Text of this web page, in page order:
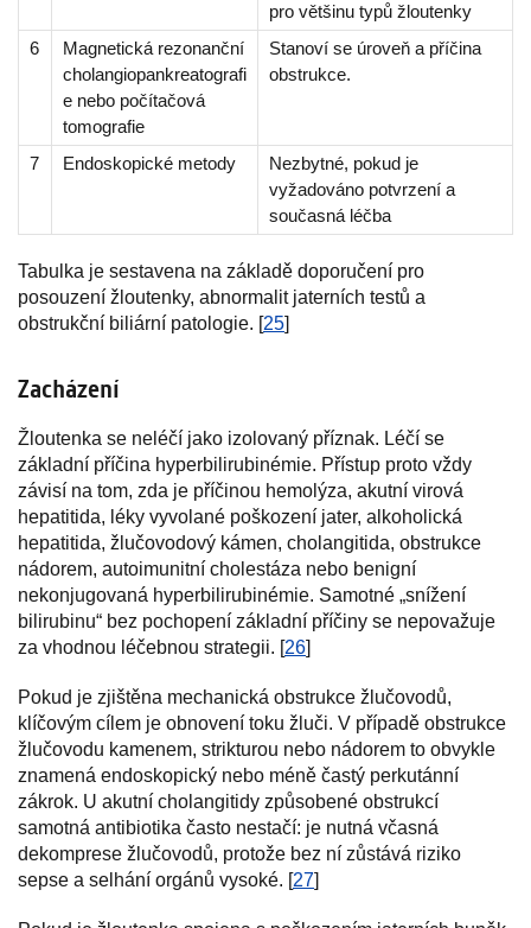
pro většinu typů žloutenky
6
Magnetická rezonanční
cholangiopankreatografi
e nebo počítačová
tomografie
Stanoví se úroveň a příčina
obstrukce.
7 Endoskopické metody
Nezbytné, pokud je
vyžadováno potvrzení a
současná léčba
Tabulka je sestavena na základě doporučení pro
posouzení žloutenky, abnormalit jaterních testů a
obstrukční biliární patologie. [25]
Zacházení
Žloutenka se neléčí jako izolovaný příznak. Léčí se
základní příčina hyperbilirubinémie. Přístup proto vždy
závisí na tom, zda je příčinou hemolýza, akutní virová
hepatitida, léky vyvolané poškození jater, alkoholická
hepatitida, žlučovodový kámen, cholangitida, obstrukce
nádorem, autoimunitní cholestáza nebo benigní
nekonjugovaná hyperbilirubinémie. Samotné „snížení
bilirubinu“ bez pochopení základní příčiny se nepovažuje
za vhodnou léčebnou strategii. [26]
Pokud je zjištěna mechanická obstrukce žlučovodů,
klíčovým cílem je obnovení toku žluči. V případě obstrukce
žlučovodu kamenem, strikturou nebo nádorem to obvykle
znamená endoskopický nebo méně častý perkutánní
zákrok. U akutní cholangitidy způsobené obstrukcí
samotná antibiotika často nestačí: je nutná včasná
dekomprese žlučovodů, protože bez ní zůstává riziko
sepse a selhání orgánů vysoké. [27]